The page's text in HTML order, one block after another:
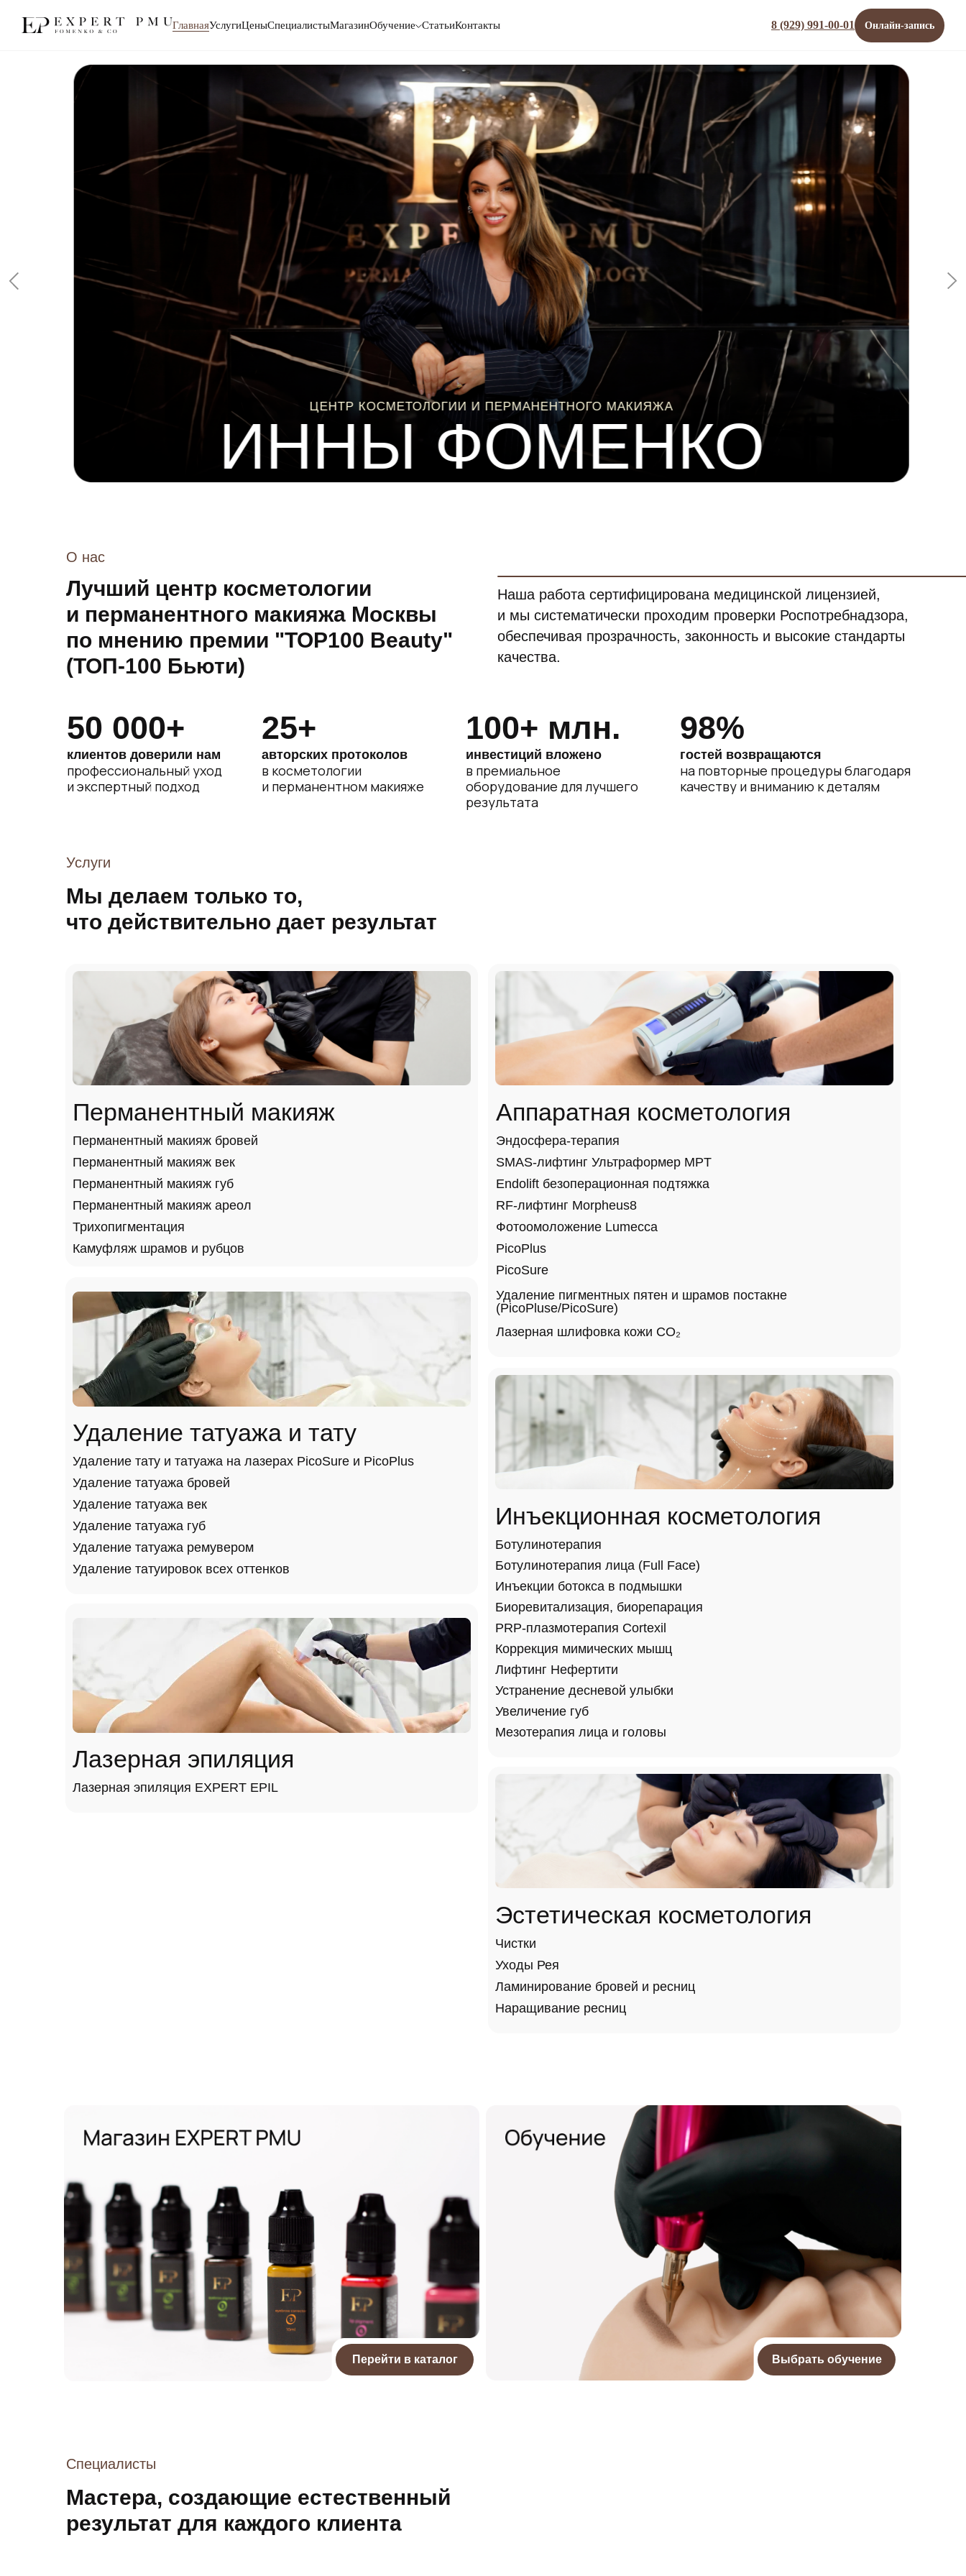
ГлавнаяУслугиЦеныСпециалистыМагазинОбучение СтатьиКонтакты 8 (929) 991-00-01 Онлайн-запись
ИННЫ ФОМЕНКО
ЦЕНТР КОСМЕТОЛОГИИ И ПЕРМАНЕНТНОГО МАКИЯЖА
25+
авторских протоколов
в косметологии
и перманентном макияже
100+ млн.
инвестиций вложено
в премиальное
оборудование для лучшего
результата
98%
гостей возвращаются
на повторные процедуры благодаря
качеству и вниманию к деталям
Наша работа сертифицирована медицинской лицензией,
и мы систематически проходим проверки Роспотребнадзора,
обеспечивая прозрачность, законность и высокие стандарты
качества.
50 000+
клиентов доверили нам
профессиональный уход
и экспертный подход
О нас
Лучший центр косметологии
и перманентного макияжа Москвы
по мнению премии "TOP100 Beauty"
(ТОП-100 Бьюти)
Услуги
Мы делаем только то,
что действительно дает результат
Удаление татуажа бровей
Удаление тату и татуажа на лазерах PicoSure и PicoPlus
Удаление татуажа век
Удаление татуажа губ
Удаление татуажа ремувером
Удаление татуировок всех оттенков
Удаление татуажа и тату
Лазерная эпиляция EXPERT EPIL
Лазерная эпиляция
Перманентный макияж бровей
Перманентный макияж век
Перманентный макияж губ
Перманентный макияж ареол
Трихопигментация
Камуфляж шрамов и рубцов
Перманентный макияж
Эндосфера-терапия
SMAS-лифтинг Ультраформер MPT
Endolift безоперационная подтяжка
RF-лифтинг Morpheus8
Фотоомоложение Lumecсa
PicoPlus
PicoSure
Удаление пигментных пятен и шрамов постакне
(PicoPluse/PicoSure)
Лазерная шлифовка кожи CO₂
Аппаратная косметология
Чистки
Уходы Рея
Ламинирование бровей и ресниц
Наращивание ресниц
Эстетическая косметология
Ботулинотерапия
Коррекция мимических мышц
Ботулинотерапия лица (Full Face)
Лифтинг Нефертити
Инъекции ботокса в подмышки
Устранение десневой улыбки
Биоревитализация, биорепарация
Увеличение губ
PRP-плазмотерапия Cortexil
Мезотерапия лица и головы
Инъекционная косметология
Перейти в каталог Выбрать обучение
Специалисты
Мастера, создающие естественный
результат для каждого клиента